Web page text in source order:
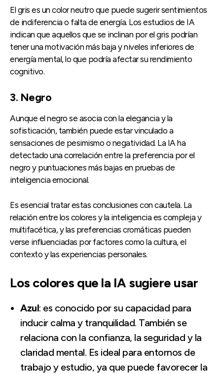
El gris es un color neutro que puede sugerir sentimientos
de indiferencia o falta de energía. Los estudios de IA
indican que aquellos que se inclinan por el gris podrían
tener una motivación más baja y niveles inferiores de
energía mental, lo que podría afectar su rendimiento
cognitivo.
3. Negro
Aunque el negro se asocia con la elegancia y la
sofisticación, también puede estar vinculado a
sensaciones de pesimismo o negatividad. La IA ha
detectado una correlación entre la preferencia por el
negro y puntuaciones más bajas en pruebas de
inteligencia emocional.
Es esencial tratar estas conclusiones con cautela. La
relación entre los colores y la inteligencia es compleja y
multifacética, y las preferencias cromáticas pueden
verse influenciadas por factores como la cultura, el
contexto y las experiencias personales.
Los colores que la IA sugiere usar
Azul: es conocido por su capacidad para
inducir calma y tranquilidad. También se
relaciona con la confianza, la seguridad y la
claridad mental. Es ideal para entornos de
trabajo y estudio, ya que puede favorecer la